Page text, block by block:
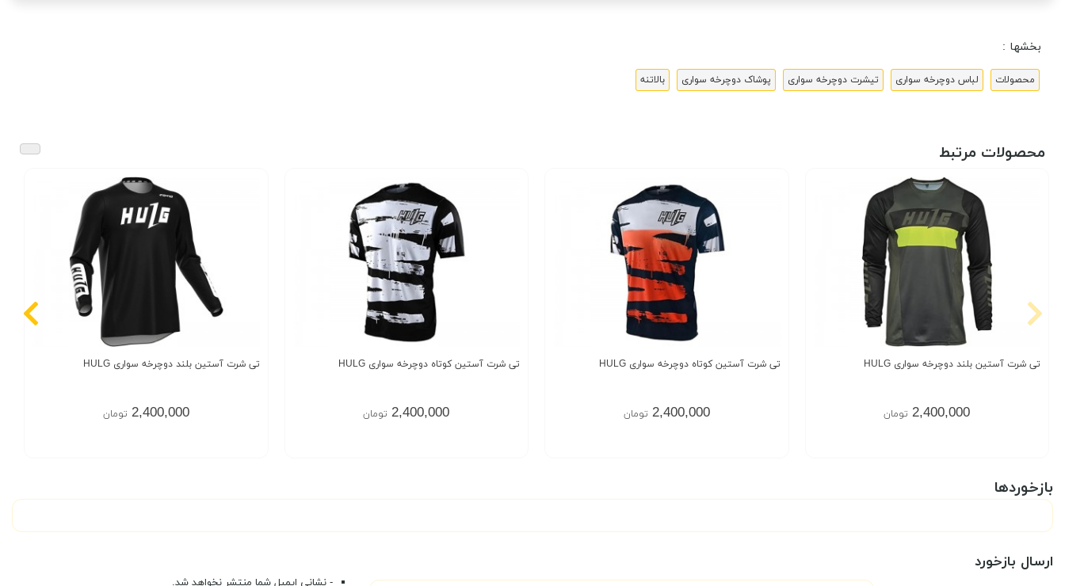
بخشها :
محصولات لباس دوچرخه سواری تیشرت دوچرخه سواری پوشاک دوچرخه سواری بالاتنه
محصولات مرتبط
تی شرت آستین بلند دوچرخه سواری HULG
2,400,000 تومان
تی شرت آستین کوتاه دوچرخه سواری HULG
2,400,000 تومان
تی شرت آستین کوتاه دوچرخه سواری HULG
2,400,000 تومان
تی شرت آستین بلند دوچرخه سواری HULG
2,400,000 تومان
بازخوردها
ارسال بازخورد
- نشانی ایمیل شما منتشر نخواهد شد.